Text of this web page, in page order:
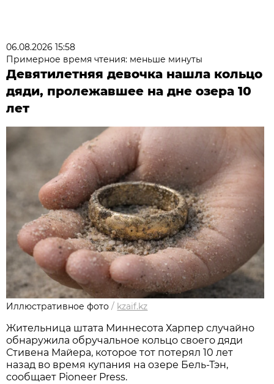
06.08.2026 15:58
Примерное время чтения: меньше минуты
Девятилетняя девочка нашла кольцо
дяди, пролежавшее на дне озера 10
лет
Иллюстративное фото / kzaif.kz
Жительница штата Миннесота Харпер случайно
обнаружила обручальное кольцо своего дяди
Стивена Майера, которое тот потерял 10 лет
назад во время купания на озере Бель-Тэн,
сообщает Pioneer Press.